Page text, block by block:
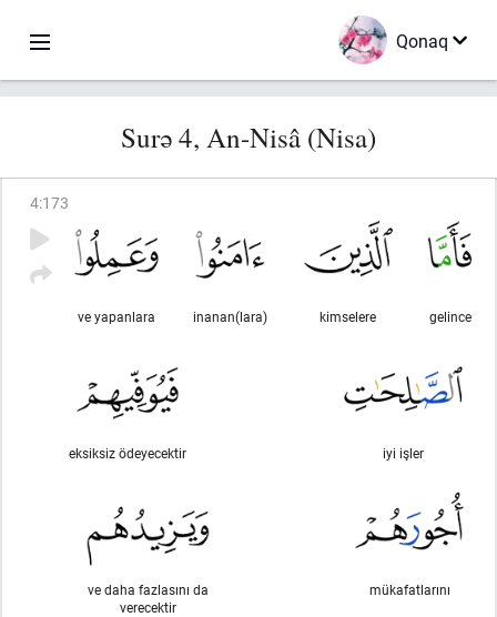
Qonaq
Surə 4, An-Nisâ (Nisa)
4:173
gelince
kimselere
inanan(lara)
ve yapanlara
iyi işler
eksiksiz ödeyecektir
mükafatlarını
ve daha fazlasını da
verecektir